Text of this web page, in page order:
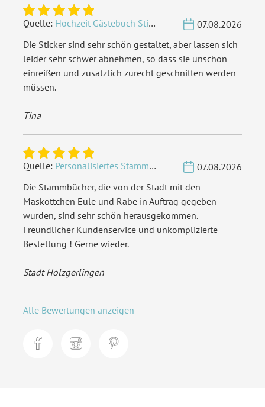
Quelle: Hochzeit Gästebuch Sticker 40 Fragen - Weiß
07.08.2026
Die Sticker sind sehr schön gestaltet, aber lassen sich
leider sehr schwer abnehmen, so dass sie unschön
einreißen und zusätzlich zurecht geschnitten werden
müssen.
Tina
Quelle: Personalisiertes Stammbuch - Eigene Gravurdatei hochladen
07.08.2026
Die Stammbücher, die von der Stadt mit den
Maskottchen Eule und Rabe in Auftrag gegeben
wurden, sind sehr schön herausgekommen.
Freundlicher Kundenservice und unkomplizierte
Bestellung ! Gerne wieder.
Stadt Holzgerlingen
Alle Bewertungen anzeigen